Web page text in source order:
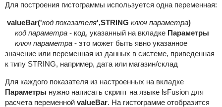
Для построения гистограммы используется одна переменная:
valueBar('код показателя',STRING ключ параметра)
код параметра - код, указанный на вкладке Параметры
ключ параметра - это может быть явно указанное
значение или переменная из данных в системе, приведенная
к типу STRING, например, дата или магазин/склад
Для каждого показателя из настроенных на вкладке
Параметры нужно написать скрипт на языке lsFusion для
расчета переменной valueBar. На гистограмме отобразится